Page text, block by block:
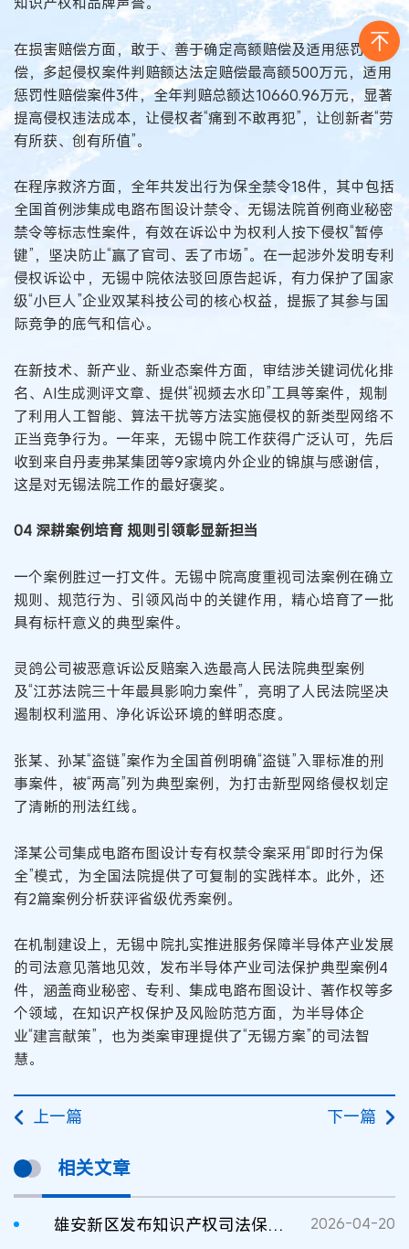
在损害赔偿方面，敢于、善于确定高额赔偿及适用惩罚性赔
偿，多起侵权案件判赔额达法定赔偿最高额500万元，适用
惩罚性赔偿案件3件，全年判赔总额达10660.96万元，显著
提高侵权违法成本，让侵权者“痛到不敢再犯”，让创新者“劳
有所获、创有所值”。
在程序救济方面，全年共发出行为保全禁令18件，其中包括
全国首例涉集成电路布图设计禁令、无锡法院首例商业秘密
禁令等标志性案件，有效在诉讼中为权利人按下侵权“暂停
键”，坚决防止“赢了官司、丢了市场”。在一起涉外发明专利
侵权诉讼中，无锡中院依法驳回原告起诉，有力保护了国家
级“小巨人”企业双某科技公司的核心权益，提振了其参与国
际竞争的底气和信心。
在新技术、新产业、新业态案件方面，审结涉关键词优化排
名、AI生成测评文章、提供“视频去水印”工具等案件，规制
了利用人工智能、算法干扰等方法实施侵权的新类型网络不
正当竞争行为。一年来，无锡中院工作获得广泛认可，先后
收到来自丹麦弗某集团等9家境内外企业的锦旗与感谢信，
这是对无锡法院工作的最好褒奖。
04 深耕案例培育 规则引领彰显新担当
一个案例胜过一打文件。无锡中院高度重视司法案例在确立
规则、规范行为、引领风尚中的关键作用，精心培育了一批
具有标杆意义的典型案件。
灵鸽公司被恶意诉讼反赔案入选最高人民法院典型案例
及“江苏法院三十年最具影响力案件”，亮明了人民法院坚决
遏制权利滥用、净化诉讼环境的鲜明态度。
张某、孙某“盗链”案作为全国首例明确“盗链”入罪标准的刑
事案件，被“两高”列为典型案例，为打击新型网络侵权划定
了清晰的刑法红线。
泽某公司集成电路布图设计专有权禁令案采用“即时行为保
全”模式，为全国法院提供了可复制的实践样本。此外，还
有2篇案例分析获评省级优秀案例。
在机制建设上，无锡中院扎实推进服务保障半导体产业发展
的司法意见落地见效，发布半导体产业司法保护典型案例4
件，涵盖商业秘密、专利、集成电路布图设计、著作权等多
个领域，在知识产权保护及风险防范方面，为半导体企
业“建言献策”，也为类案审理提供了“无锡方案”的司法智
慧。
上一篇 下一篇
相关文章
雄安新区发布知识产权司法保护工作情况 2026-04-20